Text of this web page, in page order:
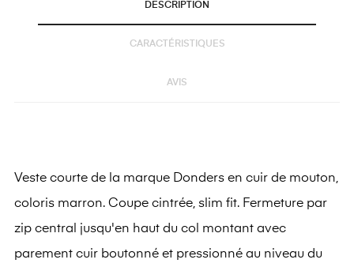
DESCRIPTION
CARACTÉRISTIQUES
AVIS
Veste courte de la marque Donders en cuir de mouton,
coloris marron. Coupe cintrée, slim fit. Fermeture par
zip central jusqu'en haut du col montant avec
parement cuir boutonné et pressionné au niveau du